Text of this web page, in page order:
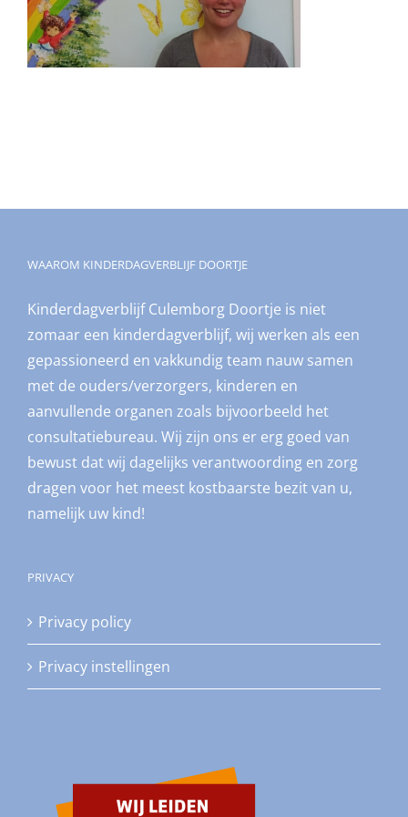
WAAROM KINDERDAGVERBLIJF DOORTJE
Kinderdagverblijf Culemborg Doortje is niet
zomaar een kinderdagverblijf, wij werken als een
gepassioneerd en vakkundig team nauw samen
met de ouders/verzorgers, kinderen en
aanvullende organen zoals bijvoorbeeld het
consultatiebureau. Wij zijn ons er erg goed van
bewust dat wij dagelijks verantwoording en zorg
dragen voor het meest kostbaarste bezit van u,
namelijk uw kind!
PRIVACY
Privacy policy
Privacy instellingen